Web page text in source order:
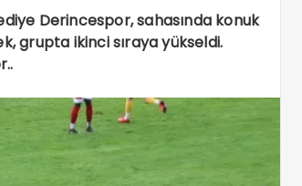
Derincespor, sahasında konuk
grupta ikinci sıraya yükseldi.